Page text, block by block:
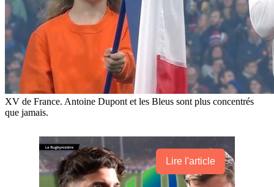
XV de France. Antoine Dupont et les Bleus sont plus concentrés
que jamais.
Lire l'article